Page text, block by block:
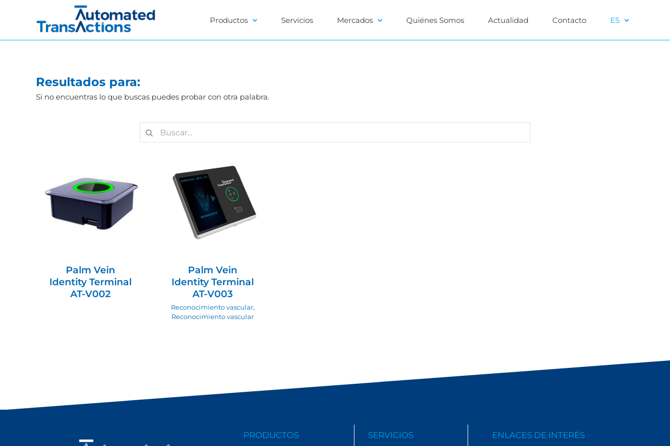
Productos Servicios Mercados Quiénes Somos Actualidad Contacto ES
Resultados para:
Si no encuentras lo que buscas puedes probar con otra palabra.
Buscar:
Palm Vein Identity
Terminal AT-V002
Palm Vein
Identity Terminal
AT-V002
Palm Vein Identity
Terminal AT-V003
Reconocimiento vascular
Reconocimiento vascular
Palm Vein
Identity Terminal
AT-V003
Reconocimiento vascular,
Reconocimiento vascular
PRODUCTOS SERVICIOS ENLACES DE INTERÉS